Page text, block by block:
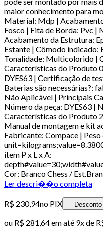
maior conhecimento para
Material: Mdp |
Fosco | Fita de Borda: Pvc |
Acabamento da Estrutura:
Estante | Cômodo
Tonalidade: Multicolorido |
Características do Produto
DYES63 | Certificação de
Baterias são necessárias?:
Não Aplicável | Principais
Número da peça: DYES63 |
Características do Produto
Manual de montagem e kit
Fabricante: Compace |
item P x L x A:
Cor: Branco Chess /
Ler descri��o completa
R$ 230,94no PIX Desconto
ou R$ 281,64em até 9x de